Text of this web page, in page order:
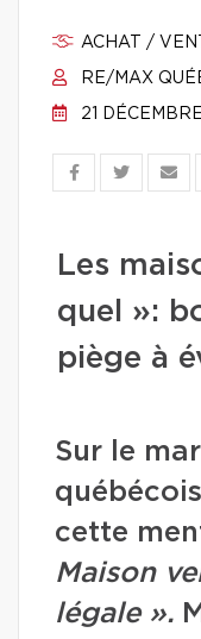
ACHAT /
RE/MAX
21
Les
quel »:
piège à
Sur le
cette
Maison
légale ».